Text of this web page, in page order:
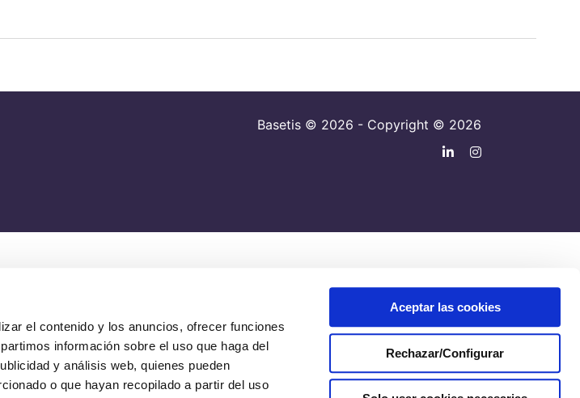
el contenido y los anuncios, ofrecer funciones
información sobre el uso que haga del
y análisis web, quienes pueden
o que hayan recopilado a partir del uso
Aceptar las cookies
Rechazar/Configurar
Basetis © 2026 - Copyright © 2026